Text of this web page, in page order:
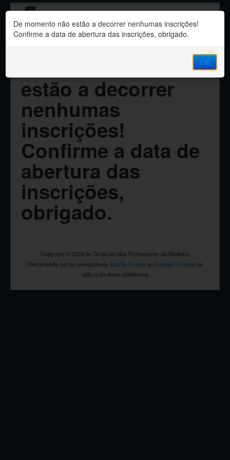
Sindicato dos
Professores da Madeira
estão a decorrer
nenhumas
inscrições!
Confirme a data de
abertura das
inscrições,
obrigado.
Copyright © 2026 by Sindicato dos Professores da Madeira.
Recomenda-se os navegadores Mozilla Firefox ou Google Chrome na
utilização desta plataforma
De momento não estão a decorrer nenhumas inscrições!
Confirme a data de abertura das inscrições, obrigado.
OK